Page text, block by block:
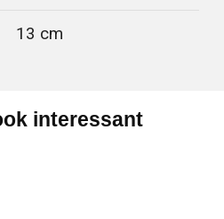
13 cm
interessant